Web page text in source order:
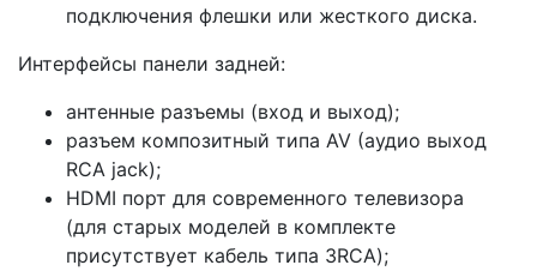
подключения флешки или жесткого диска.
Интерфейсы панели задней:
антенные разъемы (вход и выход);
разъем композитный типа AV (аудио выход
RCA jack);
HDMI порт для современного телевизора
(для старых моделей в комплекте
присутствует кабель типа 3RCA);